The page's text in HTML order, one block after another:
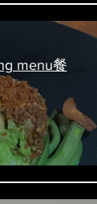
menu餐